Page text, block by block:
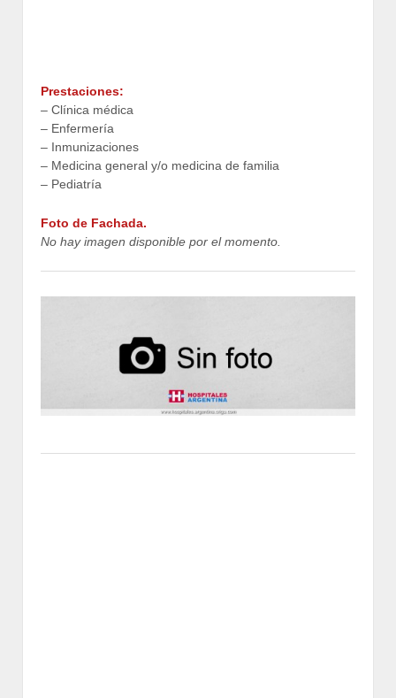
Prestaciones:
– Clínica médica
– Enfermería
– Inmunizaciones
– Medicina general y/o medicina de familia
– Pediatría
Foto de Fachada.
No hay imagen disponible por el momento.